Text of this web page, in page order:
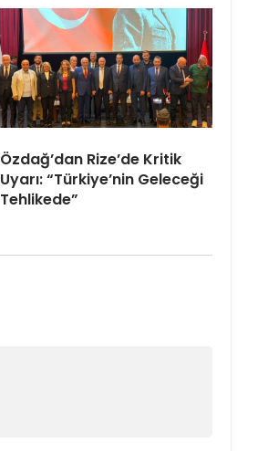
Özdağ’dan Rize’de Kritik
Uyarı: “Türkiye’nin Geleceği
Tehlikede”